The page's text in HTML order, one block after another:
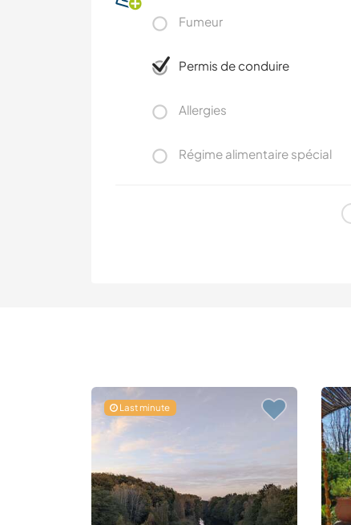
Fumeur
Permis de conduire
Allergies
Régime alimentaire spécial
Last minute